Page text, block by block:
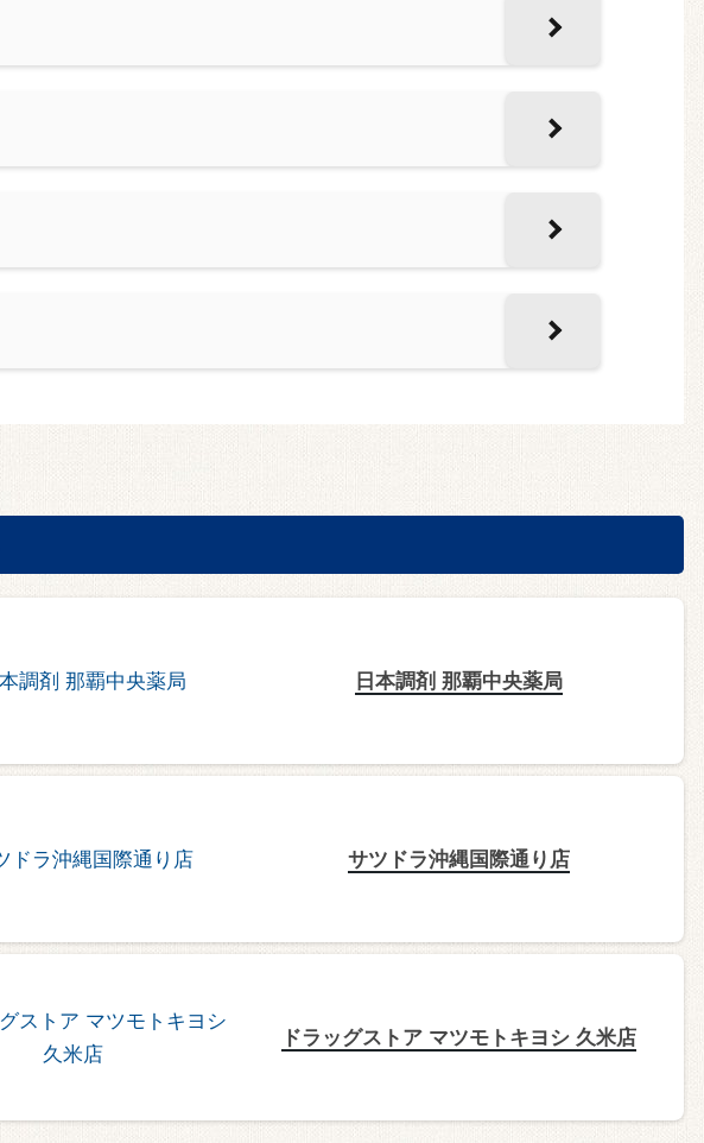
日本調剤 那覇中央薬局
サツドラ沖縄国際通り店
ドラッグストア マツモトキヨシ 久米店